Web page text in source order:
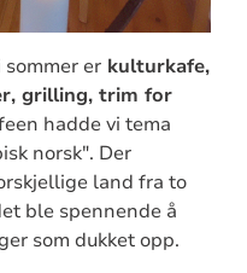
erkulturkafe,
grilling, trim for
hadde vi tema
norsk". Der
land fra to
ble spennende å
som dukket opp.